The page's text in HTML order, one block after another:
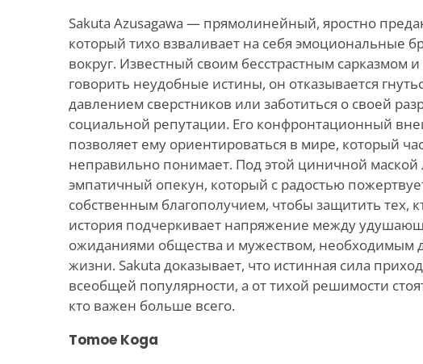
Sakuta Azusagawa — прямолинейный, яростно
который тихо взваливает на себя эмоциональные
вокруг. Известный своим бесстрастным сарказмом
говорить неудобные истины, он отказывается
давлением сверстников или заботиться о своей
социальной репутации. Его конфронтационный
позволяет ему ориентироваться в мире, который
неправильно понимает. Под этой циничной маской
эмпатичный опекун, который с радостью
собственным благополучием, чтобы защитить тех,
история подчеркивает напряжение между
ожиданиями общества и мужеством, необходимым
жизни. Sakuta доказывает, что истинная сила
всеобщей популярности, а от тихой решимости
кто важен больше всего.
Tomoe Koga